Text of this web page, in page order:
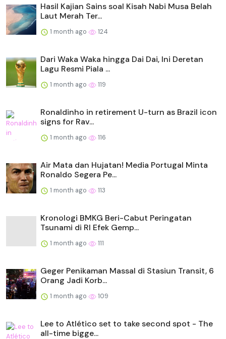
Hasil Kajian Sains soal Kisah Nabi Musa Belah
Laut Merah Ter...
1 month ago 124
Dari Waka Waka hingga Dai Dai, Ini Deretan
Lagu Resmi Piala ...
1 month ago 119
Ronaldinho in retirement U-turn as Brazil icon
signs for Rav...
1 month ago 116
Air Mata dan Hujatan! Media Portugal Minta
Ronaldo Segera Pe...
1 month ago 113
Kronologi BMKG Beri-Cabut Peringatan
Tsunami di RI Efek Gemp...
1 month ago 111
Geger Penikaman Massal di Stasiun Transit, 6
Orang Jadi Korb...
1 month ago 109
Lee to Atlético set to take second spot - The
all-time bigge...